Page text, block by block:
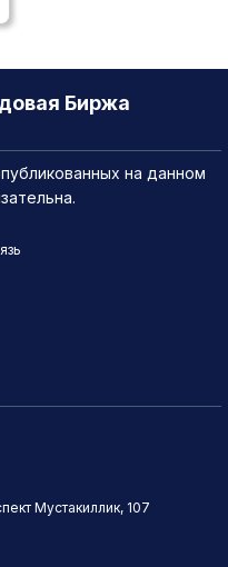
Биржа
на данном
Мустакиллик, 107